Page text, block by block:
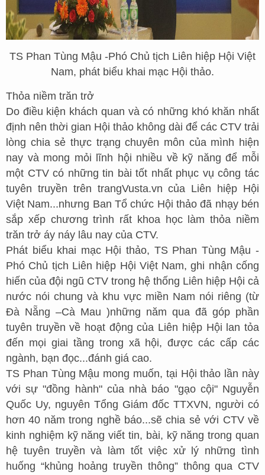
TS Phan Tùng Mậu -Phó Chủ tịch Liên hiệp Hội Việt
Nam, phát biểu khai mạc Hội thảo.
Thỏa niềm trăn trở
Do điều kiện khách quan và có những khó khăn nhất
định nên thời gian Hội thảo không dài để các CTV trải
lòng chia sẻ thực trạng chuyên môn của mình hiện
nay và mong mỏi lĩnh hội nhiều về kỹ năng để mỗi
một CTV có những tin bài tốt nhất phục vụ công tác
tuyên truyền trên trangVusta.vn của Liên hiệp Hội
Việt Nam...nhưng Ban Tổ chức Hội thảo đã nhạy bén
sắp xếp chương trình rất khoa học làm thỏa niềm
trăn trở áy náy lâu nay của CTV.
Phát biểu khai mạc Hội thảo, TS Phan Tùng Mậu -
Phó Chủ tịch Liên hiệp Hội Việt Nam, ghi nhận cống
hiến của đội ngũ CTV trong hệ thống Liên hiệp Hội cả
nước nói chung và khu vực miền Nam nói riêng (từ
Đà Nẵng –Cà Mau )những năm qua đã góp phần
tuyên truyền về hoạt động của Liên hiệp Hội lan tỏa
đến mọi giai tầng trong xã hội, được các cấp các
ngành, bạn đọc...đánh giá cao.
TS Phan Tùng Mậu mong muốn, tại Hội thảo lần này
với sự "đồng hành" của nhà báo "gạo cội" Nguyễn
Quốc Uy, nguyên Tổng Giám đốc TTXVN, người có
hơn 40 năm trong nghề báo...sẽ chia sẻ với CTV về
kinh nghiệm kỹ năng viết tin, bài, kỹ năng trong quan
hệ tuyên truyền và làm tốt việc xử lý những tình
huống “khủng hoảng truyền thông” thông qua CTV